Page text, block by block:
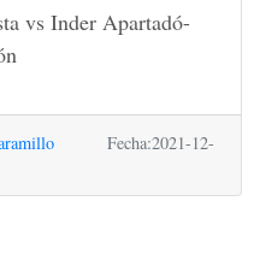
vs Inder Apartadó-
Fecha:2021-12-